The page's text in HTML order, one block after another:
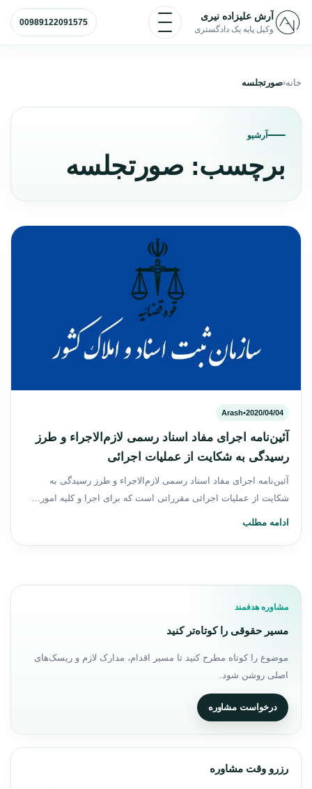
پرش به محتوا
آرش علیزاده نیری
وکیل پایه یک دادگستری
باز و بسته کردن منو
00989122091575
خانه صورتجلسه
آرشیو
برچسب: صورتجلسه
2020/04/04
•
Arash
آئین‌نامه اجرای مفاد اسناد رسمی لازم‌الاجراء و طرز
رسیدگی به شکایت از عملیات اجرائی
آئین‌نامه اجرای مفاد اسناد رسمی لازم‌الاجراء و طرز رسیدگی به
شکایت از عملیات اجرائی مقرراتی است که برای اجرا و کلیه امور…
ادامه مطلب
مشاوره هدفمند
مسیر حقوقی را کوتاه‌تر کنید
موضوع را کوتاه مطرح کنید تا مسیر اقدام، مدارک لازم و ریسک‌های
اصلی روشن شود.
درخواست مشاوره
رزرو وقت مشاوره